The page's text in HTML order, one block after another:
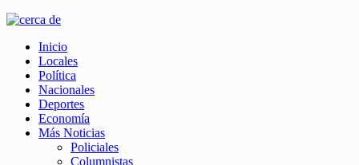
Inicio
Locales
Política
Nacionales
Deportes
Economía
Más Noticias
Policiales
Columnistas